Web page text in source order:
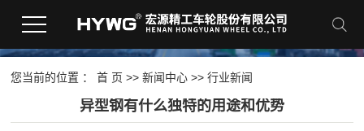
您当前的位置 ：首 页 >>新闻中心 >>行业新闻
​异型钢有什么独特的用途和优势